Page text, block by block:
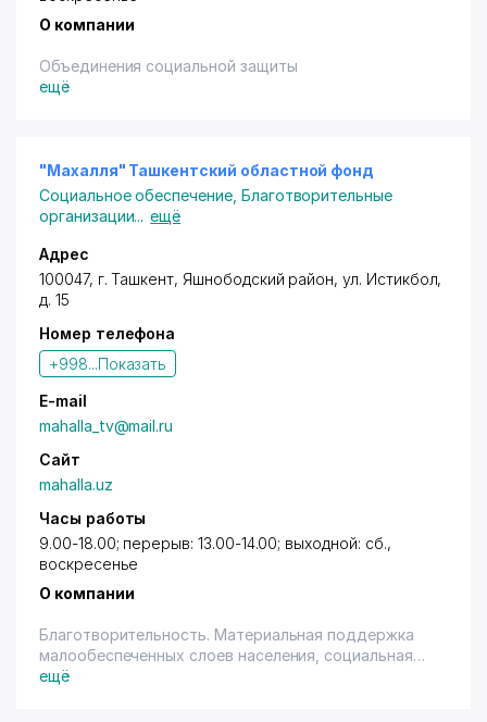
О компании
Объединения социальной защиты
ещё
"Махалля" Ташкентский областной фонд
Социальное обеспечение, Благотворительные
организации... ещё
Адрес
100047, г. Ташкент, Яшнободский район,ул. Истикбол,
д. 15
Номер телефона
+998...Показать
E-mail
mahalla_tv@mail.ru
Сайт
mahalla.uz
Часы работы
9.00-18.00; перерыв: 13.00-14.00; выходной: сб.,
воскресенье
О компании
Благотворительность. Материальная поддержка
малообеспеченных слоев населения, социальная
защита.
ещё